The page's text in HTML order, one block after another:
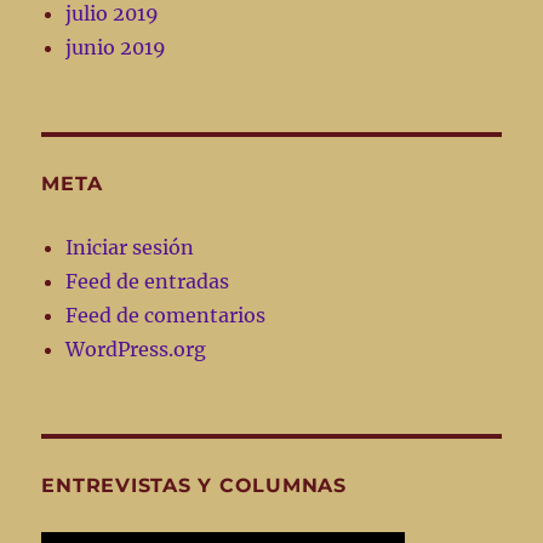
julio 2019
junio 2019
META
Iniciar sesión
Feed de entradas
Feed de comentarios
WordPress.org
ENTREVISTAS Y COLUMNAS